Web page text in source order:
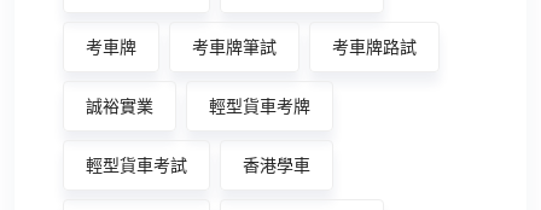
考車牌 考車牌筆試 考車牌路試
誠裕實業 輕型貨車考牌
輕型貨車考試 香港學車